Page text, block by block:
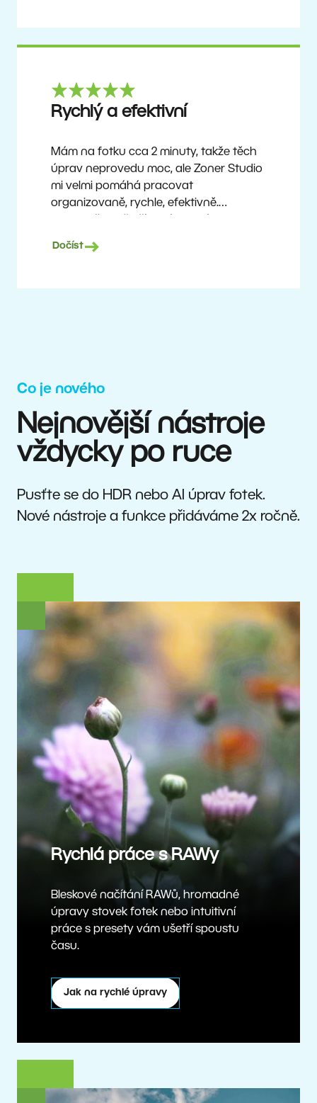
Ulf Söderberg
Rychlý a efektivní
Mám na fotku cca 2 minuty, takže těch
úprav neprovedu moc, ale Zoner Studio
mi velmi pomáhá pracovat
organizovaně, rychle, efektivně.
a přesto mohu nabízet dobré výstupy
Dočíst
Co je nového
Nejnovější nástroje
vždycky po ruce
Pusťte se do HDR nebo AI úprav fotek.
Nové nástroje a funkce přidáváme 2x ročně.
Rychlá práce s RAWy
Bleskové načítání RAWů, hromadné
úpravy stovek fotek nebo intuitivní
práce s presety vám ušetří spoustu
času.
Jak na rychlé úpravy